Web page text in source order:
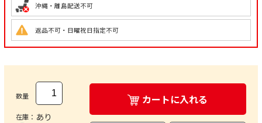
沖縄・離島配送不可
返品不可・日曜祝日指定不可
数量
在庫： あり
カートに入れる